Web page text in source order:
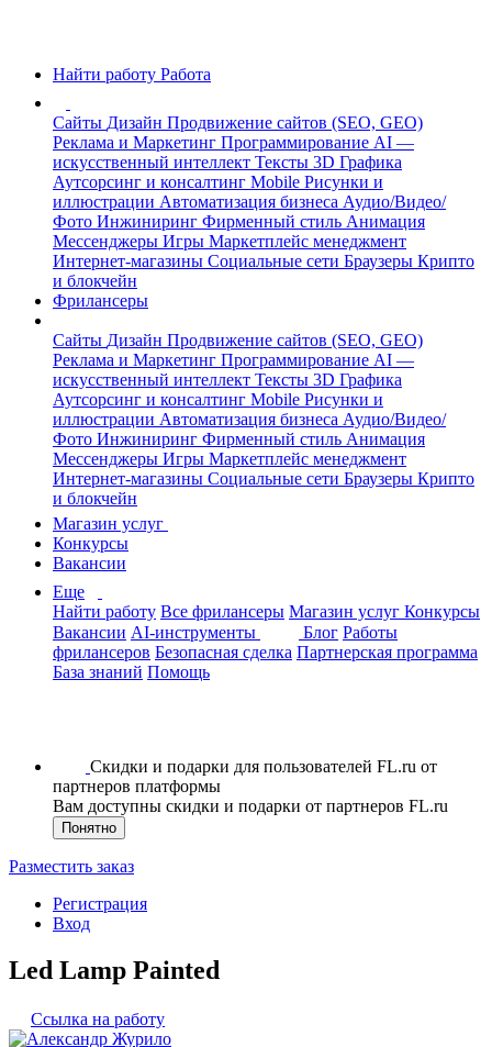
Найти работу Работа
Сайты Дизайн Продвижение сайтов (SEO, GEO)
Реклама и Маркетинг Программирование AI —
искусственный интеллект Тексты 3D Графика
Аутсорсинг и консалтинг Mobile Рисунки и
иллюстрации Автоматизация бизнеса Аудио/Видео/
Фото Инжиниринг Фирменный стиль Анимация
Мессенджеры Игры Маркетплейс менеджмент
Интернет-магазины Социальные сети Браузеры Крипто
и блокчейн
Фрилансеры
Сайты Дизайн Продвижение сайтов (SEO, GEO)
Реклама и Маркетинг Программирование AI —
искусственный интеллект Тексты 3D Графика
Аутсорсинг и консалтинг Mobile Рисунки и
иллюстрации Автоматизация бизнеса Аудио/Видео/
Фото Инжиниринг Фирменный стиль Анимация
Мессенджеры Игры Маркетплейс менеджмент
Интернет-магазины Социальные сети Браузеры Крипто
и блокчейн
Магазин услуг
Конкурсы
Вакансии
Еще
Найти работу Все фрилансеры Магазин услуг Конкурсы
Вакансии AI-инструменты Блог Работы
фрилансеров Безопасная сделка Партнерская программа
База знаний Помощь
Скидки и подарки для пользователей FL.ru от
партнеров платформы
Вам доступны скидки и подарки от партнеров FL.ru
Понятно
Разместить заказ
Регистрация
Вход
Led Lamp Painted
Ссылка на работу